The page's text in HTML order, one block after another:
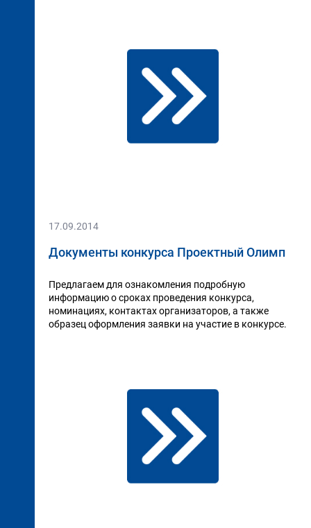
17.09.2014
Документы конкурса Проектный Олимп
Предлагаем для ознакомления подробную
информацию о сроках проведения конкурса,
номинациях, контактах организаторов, а также
образец оформления заявки на участие в конкурсе.